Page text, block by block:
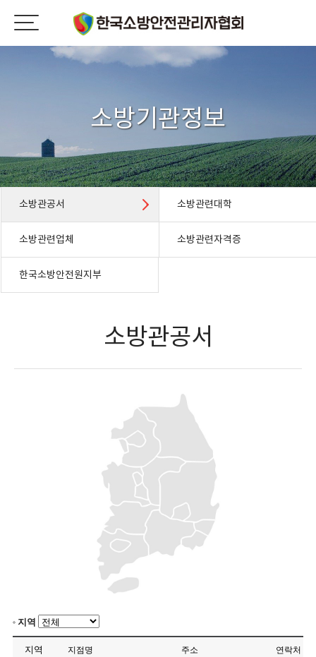
소방기관정보
소방관공서 소방관련대학
소방관련업체 소방관련자격증
한국소방안전원지부
소방관공서
지역
지역 지점명 주소 연락처